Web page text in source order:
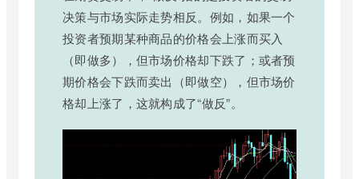
决策与市场实际走势相反。例如，如果一个
投资者预期某种商品的价格会上涨而买入
（即做多），但市场价格却下跌了；或者预
期价格会下跌而卖出（即做空），但市场价
格却上涨了，这就构成了“做反”。